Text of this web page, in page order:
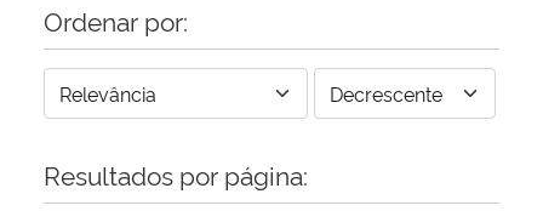
Advocacia-Geral da União
Planalto
Ordenar por:
Resultados por página: